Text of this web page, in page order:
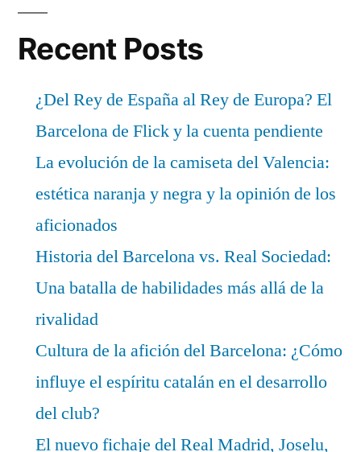
Recent Posts
¿Del Rey de España al Rey de Europa? El
Barcelona de Flick y la cuenta pendiente
La evolución de la camiseta del Valencia:
estética naranja y negra y la opinión de los
aficionados
Historia del Barcelona vs. Real Sociedad:
Una batalla de habilidades más allá de la
rivalidad
Cultura de la afición del Barcelona: ¿Cómo
influye el espíritu catalán en el desarrollo
del club?
El nuevo fichaje del Real Madrid, Joselu,